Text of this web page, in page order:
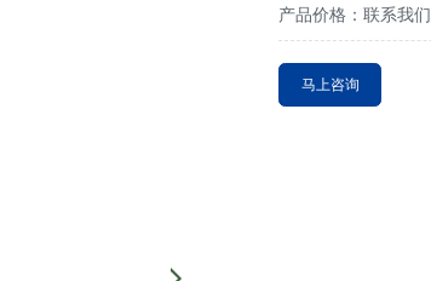
产品价格：联系我们
马上咨询